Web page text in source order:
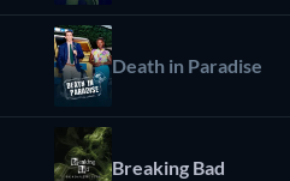
Death in Paradise
Breaking Bad